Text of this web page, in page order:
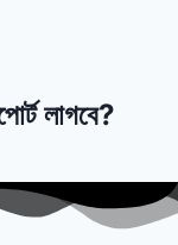
লাগবে?